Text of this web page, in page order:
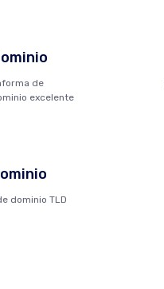
de
excelente
dominio TLD